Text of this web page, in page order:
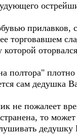
торговавшем
полтора" плотно
сам дедушка
не пожалеет
то